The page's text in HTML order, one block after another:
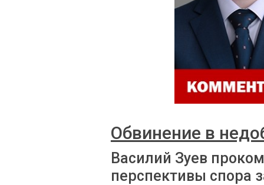
Обвинение в
Василий Зуев
перспективы спора